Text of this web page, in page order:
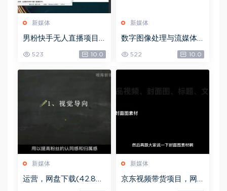
新媒体
男粉快手无人直播项目
M)
523 10.0
新媒体
数字图像处理与流媒体
M)
522 10.0
新媒体
运营，网盘下载(42.84
新媒体
京东视频带货项目，网